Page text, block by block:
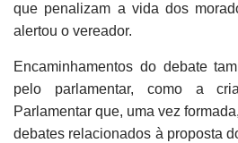
que penalizam a vida dos
alertou o vereador.
Encaminhamentos do debate
pelo parlamentar, como a
Parlamentar que, uma vez
debates relacionados à proposta